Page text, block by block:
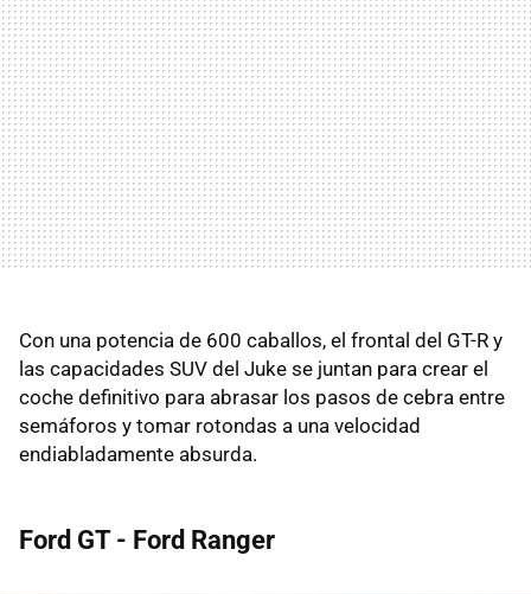
Con una potencia de 600 caballos, el frontal del GT-R y
las capacidades SUV del Juke se juntan para crear el
coche definitivo para abrasar los pasos de cebra entre
semáforos y tomar rotondas a una velocidad
endiabladamente absurda.
Ford GT - Ford Ranger